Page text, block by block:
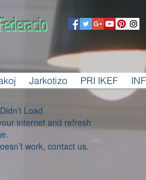
Jarkotizo PRI IKEF
Load
internet and refresh
work, contact us.